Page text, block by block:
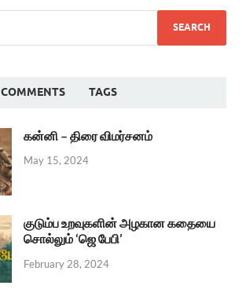
COMMENTS TAGS
கன்னி – திரை விமர்சனம்
May 15, 2024
குடும்ப உறவுகளின் அழகான கதையை
சொல்லும் ‘ஜெ பேபி’
February 28, 2024